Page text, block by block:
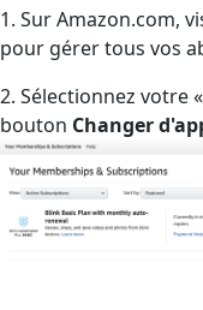
1. Sur Amazon.com,
pour gérer tous vos
2. Sélectionnez votre
bouton Changer